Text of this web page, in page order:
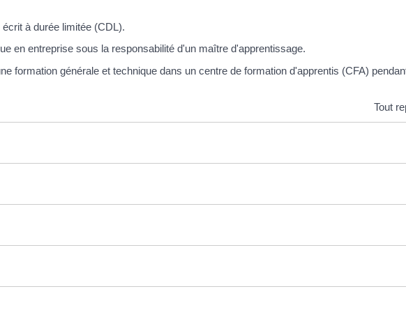
à durée limitée (CDL).
en entreprise sous la responsabilité d'un maître d'apprentissage.
formation générale et technique dans un centre de formation d'apprentis (CFA)
Tout